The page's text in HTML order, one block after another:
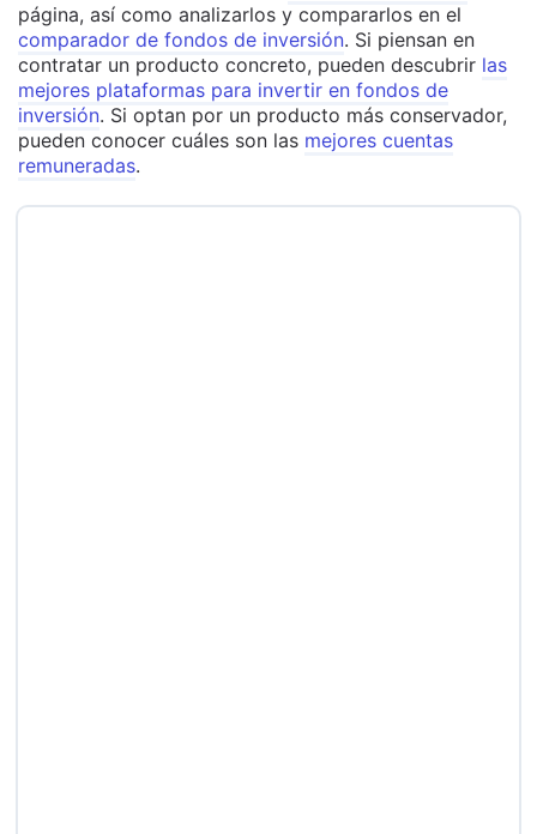
página, así como analizarlos y compararlos en el
comparador de fondos de inversión. Si piensan en
contratar un producto concreto, pueden descubrir las
mejores plataformas para invertir en fondos de
inversión. Si optan por un producto más conservador,
pueden conocer cuáles son las mejores cuentas
remuneradas.